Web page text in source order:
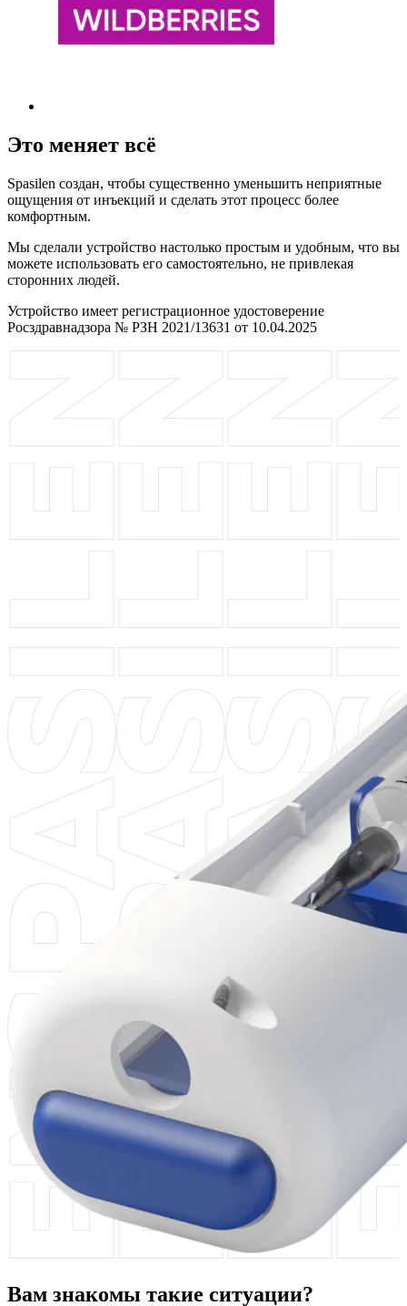
Это меняет всё
Spasilen создан, чтобы существенно уменьшить неприятные
ощущения от инъекций и сделать этот процесс более
комфортным.
Мы сделали устройство настолько простым и удобным, что вы
можете использовать его самостоятельно, не привлекая
сторонних людей.
Устройство имеет регистрационное удостоверение
Росздравнадзора № РЗН 2021/13631 от 10.04.2025
Вам знакомы такие ситуации?